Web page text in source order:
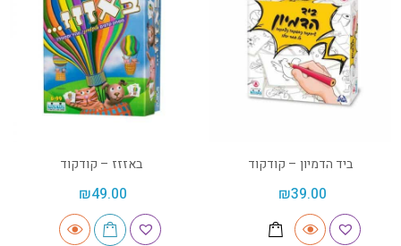
ביד הדמיון – קודקוד
₪39.00
באזזז – קודקוד
₪49.00